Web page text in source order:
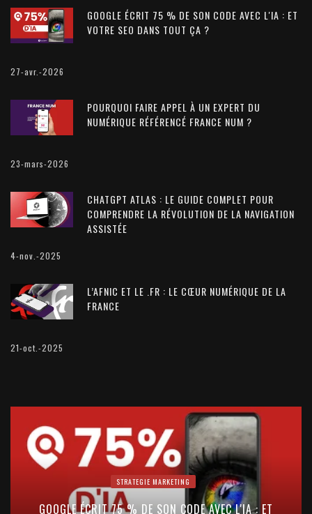
GOOGLE ÉCRIT 75 % DE SON CODE AVEC L'IA : ET
VOTRE SEO DANS TOUT ÇA ?
27-avr.-2026
POURQUOI FAIRE APPEL À UN EXPERT DU
NUMÉRIQUE RÉFÉRENCÉ FRANCE NUM ?
23-mars-2026
CHATGPT ATLAS : LE GUIDE COMPLET POUR
COMPRENDRE LA RÉVOLUTION DE LA NAVIGATION
ASSISTÉE
4-nov.-2025
L’AFNIC ET LE .FR : LE CŒUR NUMÉRIQUE DE LA
FRANCE
21-oct.-2025
STRATEGIE MARKETING
GOOGLE ÉCRIT 75 % DE SON CODE AVEC L'IA : ET